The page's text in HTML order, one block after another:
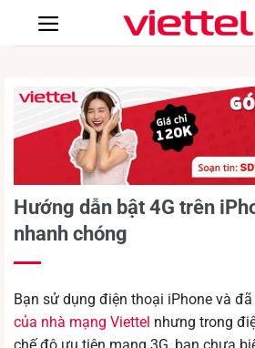
Hướng dẫn bật 4G trên
nhanh chóng
Bạn sử dụng điện thoại iPhone và đã
của nhà mạng Viettel nhưng trong